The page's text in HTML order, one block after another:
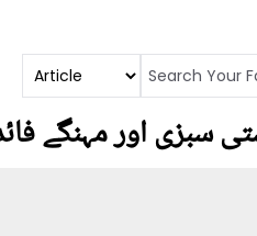
سبزی اور مہنگے